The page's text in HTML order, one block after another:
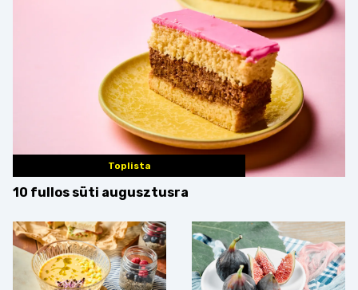
Toplista
10 fullos süti augusztusra